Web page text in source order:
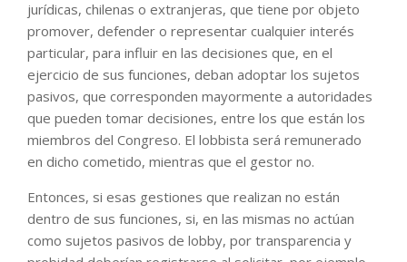
jurídicas, chilenas o extranjeras, que tiene por objeto
promover, defender o representar cualquier interés
particular, para influir en las decisiones que, en el
ejercicio de sus funciones, deban adoptar los sujetos
pasivos, que corresponden mayormente a autoridades
que pueden tomar decisiones, entre los que están los
miembros del Congreso. El lobbista será remunerado
en dicho cometido, mientras que el gestor no.
Entonces, si esas gestiones que realizan no están
dentro de sus funciones, si, en las mismas no actúan
como sujetos pasivos de lobby, por transparencia y